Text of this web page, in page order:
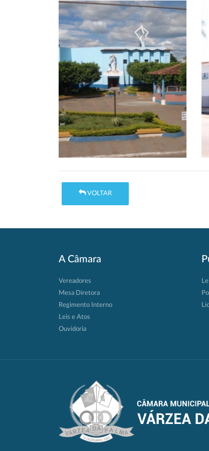
VOLTAR
A Câmara
Vereadores
Mesa Diretora
Regimento Interno
Leis e Atos
Ouvidoria